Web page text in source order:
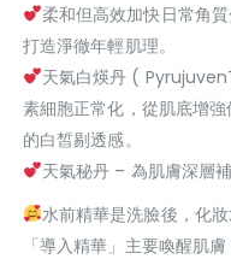
柔和但高效加快日常角
打造淨徹年輕肌理。
天氣白煐丹 (
素細胞正常化，從肌底增
的白皙剔透感。
天氣秘丹 – 為肌膚深層
水前精華是洗臉後，化
「導入精華」主要喚醒肌